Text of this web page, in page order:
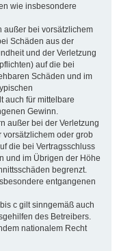
wie insbesondere
außer bei vorsätzlichem
Schäden aus der
und der Verletzung
auf die bei
Schäden und im
auch für mittelbare
Gewinn.
außer bei der Verletzung
vorsätzlichem oder grob
die bei Vertragsschluss
und im Übrigen der Höhe
begrenzt.
entgangenen
c gilt sinngemäß auch
des Betreibers.
nationalem Recht